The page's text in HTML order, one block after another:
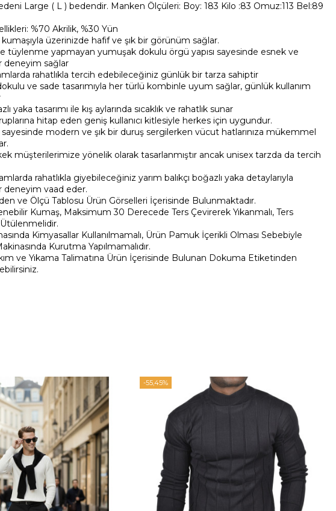
Large ( L ) bedendir. Manken Ölçüleri: Boy: 183 Kilo :83 Omuz:113 Bel:89
%70 Akrilik, %30 Yün
üzerinizde hafif ve şık bir görünüm sağlar.
tüylenme yapmayan yumuşak dokulu örgü yapısı sayesinde esnek ve
deneyim sağlar
rahatlıkla tercih edebileceğiniz günlük bir tarza sahiptir
ve sade tasarımıyla her türlü kombinle uyum sağlar, günlük kullanım
yaka tasarımı ile kış aylarında sıcaklık ve rahatlık sunar
hitap eden geniş kullanıcı kitlesiyle herkes için uygundur.
modern ve şık bir duruş sergilerken vücut hatlarınıza mükemmel
müşterilerimize yönelik olarak tasarlanmıştır ancak unisex tarzda da tercih
rahatlıkla giyebileceğiniz yarım balıkçı boğazlı yaka detaylarıyla
deneyim vaad eder.
ve Ölçü Tablosu Ürün Görselleri İçerisinde Bulunmaktadır.
Kumaş, Maksimum 30 Derecede Ters Çevirerek Yıkanmalı, Ters
Ütülenmelidir.
Kimyasallar Kullanılmamalı, Ürün Pamuk İçerikli Olması Sebebiyle
Kurutma Yapılmamalıdır.
ve Yıkama Talimatına Ürün İçerisinde Bulunan Dokuma Etiketinden
-55,45%